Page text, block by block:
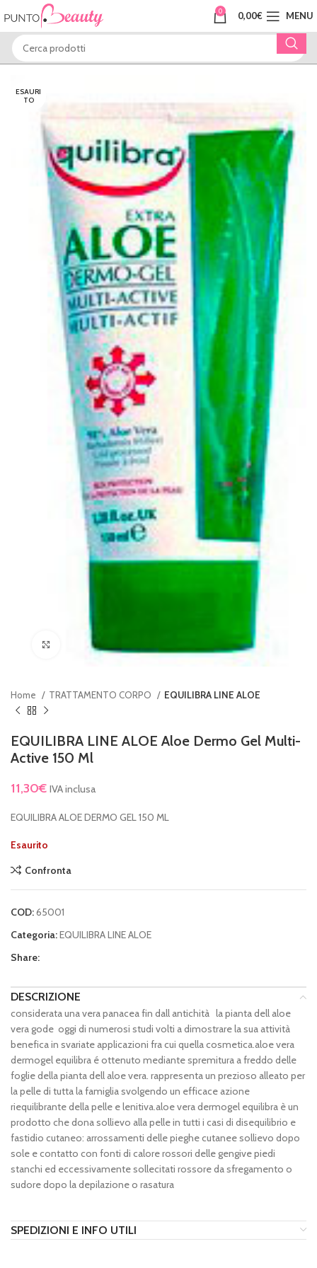
0 0,00€ MENU
ESAURI
TO
Clicca per ingrandire
Home TRATTAMENTO CORPO EQUILIBRA LINE ALOE
EQUILIBRA LINE ALOE Aloe Dermo Gel Multi-
Active 150 Ml
11,30€ IVA inclusa
EQUILIBRA ALOE DERMO GEL 150 ML
Esaurito
Confronta
COD:65001
Categoria:EQUILIBRA LINE ALOE
Share:
DESCRIZIONE
considerata una vera panacea fin dall antichità la pianta dell aloe
vera gode oggi di numerosi studi volti a dimostrare la sua attività
benefica in svariate applicazioni fra cui quella cosmetica.aloe vera
dermogel equilibra é ottenuto mediante spremitura a freddo delle
foglie della pianta dell aloe vera. rappresenta un prezioso alleato per
la pelle di tutta la famiglia svolgendo un efficace azione
riequilibrante della pelle e lenitiva.aloe vera dermogel equilibra è un
prodotto che dona sollievo alla pelle in tutti i casi di disequilibrio e
fastidio cutaneo: arrossamenti delle pieghe cutanee sollievo dopo
sole e contatto con fonti di calore rossori delle gengive piedi
stanchi ed eccessivamente sollecitati rossore da sfregamento o
sudore dopo la depilazione o rasatura
SPEDIZIONI E INFO UTILI